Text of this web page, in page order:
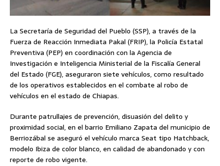
La Secretaría de Seguridad del Pueblo (SSP), a través de la
Fuerza de Reacción Inmediata Pakal (FRIP), la Policía Estatal
Preventiva (PEP) en coordinación con la Agencia de
Investigación e Inteligencia Ministerial de la Fiscalía General
del Estado (FGE), aseguraron siete vehículos, como resultado
de los operativos establecidos en el combate al robo de
vehículos en el estado de Chiapas.
Durante patrullajes de prevención, disuasión del delito y
proximidad social, en el barrio Emiliano Zapata del municipio de
Berriozábal se aseguró el vehículo marca Seat tipo Hatchback,
modelo Ibiza de color blanco, en calidad de abandonado y con
reporte de robo vigente.